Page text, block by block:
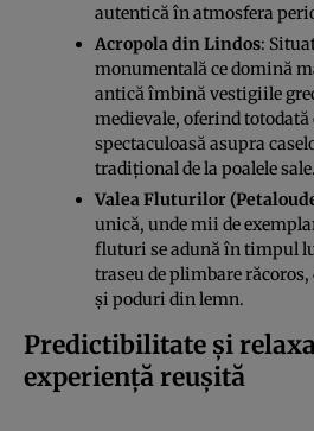
autentică în atmosfera
Acropola din Lindos:
monumentală ce domină
antică îmbină vestigiile
medievale, oferind
spectaculoasă asupra
tradițional de la poalele sale.
Valea Fluturilor
unică, unde mii de
fluturi se adună în timpul
traseu de plimbare
și poduri din lemn.
Predictibilitate și
experiență reușită